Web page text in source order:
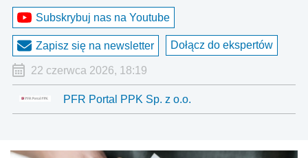
Subskrybuj nas na Youtube
Zapisz się na newsletter Dołącz do ekspertów
22 czerwca 2026, 18:19
PFR Portal PPK Sp. z o.o.